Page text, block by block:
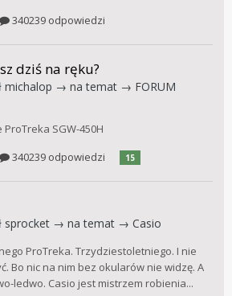
340239 odpowiedzi
dziś na ręku?
michalop → na temat → FORUM
SGW-450H
340239 odpowiedzi 15
sprocket → na temat → Casio
ProTreka. Trzydziestoletniego. I nie
Bo nic na nim bez okularów nie widzę. A
ledwo. Casio jest mistrzem robienia...